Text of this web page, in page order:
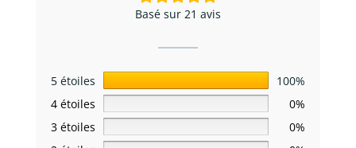
Basé sur 21 avis
5 étoiles
100%
4 étoiles
0%
3 étoiles
0%